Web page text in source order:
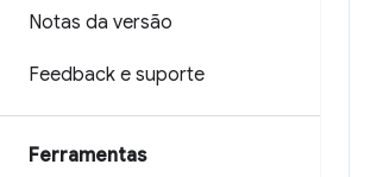
Notas da versão
Feedback e suporte
Ferramentas